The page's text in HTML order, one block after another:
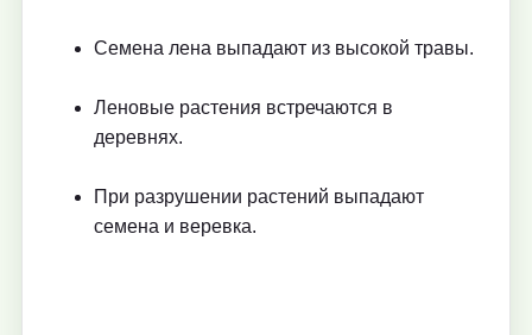
Семена лена выпадают из высокой травы.
Леновые растения встречаются в
деревнях.
При разрушении растений выпадают
семена и веревка.